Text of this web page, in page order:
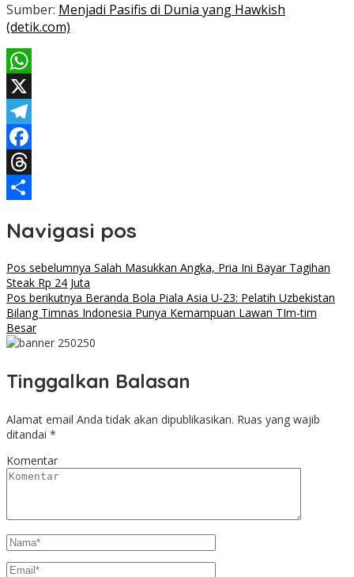
Sumber: Menjadi Pasifis di Dunia yang Hawkish
(detik.com)
WhatsApp
X
Telegram
Facebook
Threads
Navigasi pos
Pos sebelumnya Salah Masukkan Angka, Pria Ini Bayar Tagihan
Steak Rp 24 Juta
Pos berikutnya Beranda Bola Piala Asia U-23: Pelatih Uzbekistan
Bilang Timnas Indonesia Punya Kemampuan Lawan TIm-tim
Besar
Tinggalkan Balasan
Alamat email Anda tidak akan dipublikasikan. Ruas yang wajib
ditandai *
Komentar